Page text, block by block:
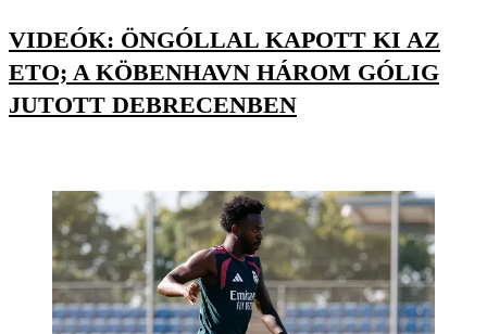
VIDEÓK: ÖNGÓLLAL KAPOTT KI AZ
ETO; A KÖBENHAVN HÁROM GÓLIG
JUTOTT DEBRECENBEN